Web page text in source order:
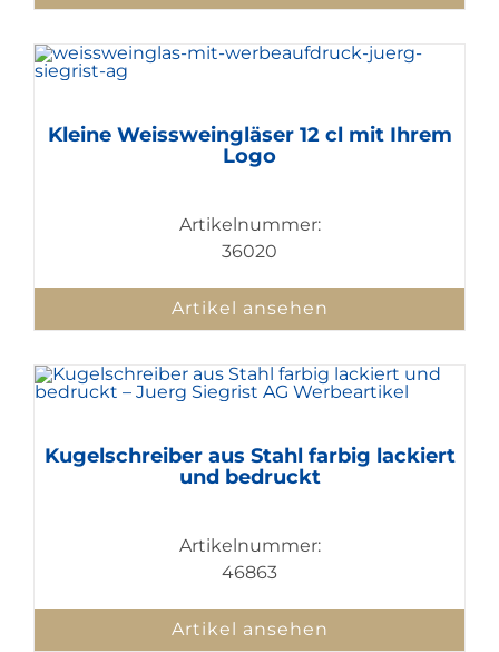
Kleine Weissweingläser 12 cl mit Ihrem
Logo
Artikelnummer:
36020
Artikel ansehen
Kugelschreiber aus Stahl farbig lackiert
und bedruckt
Artikelnummer:
46863
Artikel ansehen